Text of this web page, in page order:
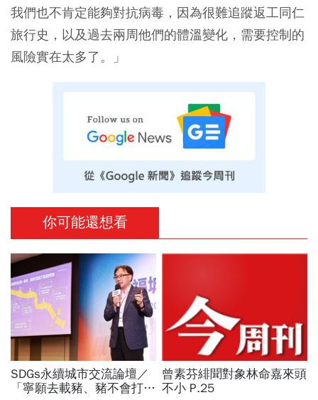
我們也不肯定能夠對抗病毒，因為很難追蹤返工同仁
旅行史，以及過去兩周他們的體溫變化，需要控制的
風險實在太多了。」
你可能還想看
SDGs永續城市交流論壇／
「寧願去載豬、豬不會打
曾素芬緋聞對象林命嘉來頭
不小 P.25